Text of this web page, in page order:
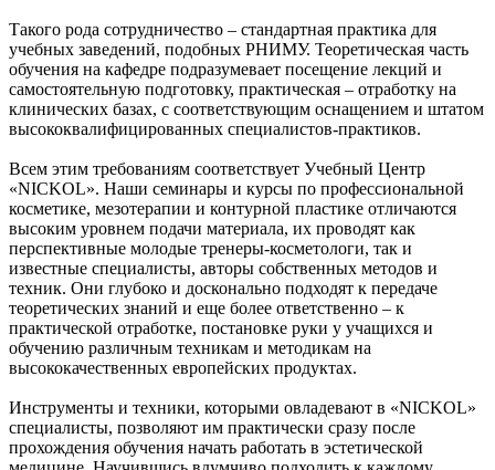
Такого рода сотрудничество – стандартная практика для
учебных заведений, подобных РНИМУ. Теоретическая часть
обучения на кафедре подразумевает посещение лекций и
самостоятельную подготовку, практическая – отработку на
клинических базах, с соответствующим оснащением и штатом
высококвалифицированных специалистов-практиков.
Всем этим требованиям соответствует Учебный Центр
«NICKOL». Наши семинары и курсы по профессиональной
косметике, мезотерапии и контурной пластике отличаются
высоким уровнем подачи материала, их проводят как
перспективные молодые тренеры-косметологи, так и
известные специалисты, авторы собственных методов и
техник. Они глубоко и досконально подходят к передаче
теоретических знаний и еще более ответственно – к
практической отработке, постановке руки у учащихся и
обучению различным техникам и методикам на
высококачественных европейских продуктах.
Инструменты и техники, которыми овладевают в «NICKOL»
специалисты, позволяют им практически сразу после
прохождения обучения начать работать в эстетической